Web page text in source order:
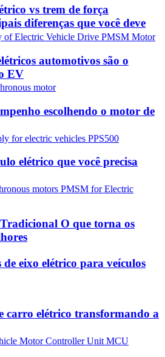
vs trem de força
diferenças que você deve
automotivos são o
EV
escolhendo o motor de
elétrico que você precisa
O que torna os
de eixo elétrico para veículos
carro elétrico transformando a